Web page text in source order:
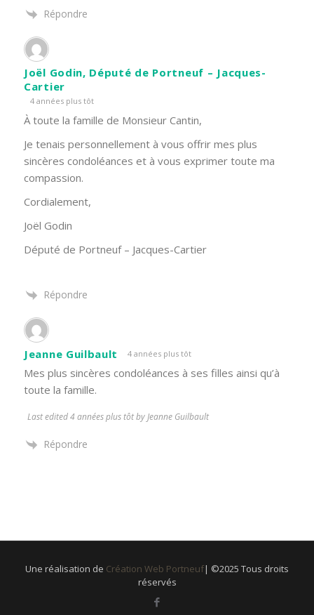
Répondre
Joël Godin, Député de Portneuf – Jacques-
Cartier
4 années plus tôt
À toute la famille de Monsieur Cantin,
Je tenais personnellement à vous offrir mes plus
sincères condoléances et à vous exprimer toute ma
compassion.
Cordialement,
Joël Godin
Député de Portneuf – Jacques-Cartier
Répondre
Jeanne Guilbault 4 années plus tôt
Mes plus sincères condoléances à ses filles ainsi qu’à
toute la famille.
Last edited 4 années plus tôt by Jeanne Guilbault
Répondre
Une réalisation de Création Web Portneuf| ©2025 Tous droits
réservés